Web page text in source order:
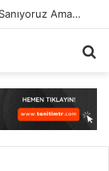
Kilo Vermek mi, Yağ Vermek mi? Aynı Şey Sanıyoruz Ama Değil!